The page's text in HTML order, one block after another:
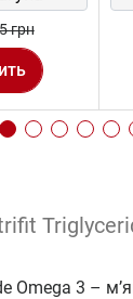
грн
Omega 3 –